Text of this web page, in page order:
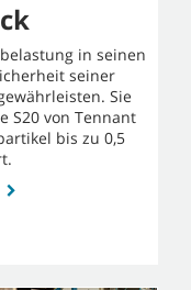
in seinen
seiner
Sie
S20 von Tennant
bis zu 0,5